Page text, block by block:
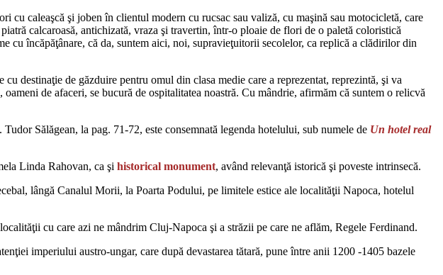
cu caleaşcă şi joben în clientul modern cu rucsac sau valiză, cu maşină sau motocicletă, care
calcaroasă, antichizată, vraza şi travertin, într-o ploaie de flori de o paletă coloristică
cu încăpăţânare, că da, suntem aici, noi, supravieţuitorii secolelor, ca replică a clădirilor din
destinaţie de găzduire pentru omul din clasa medie care a reprezentat, reprezintă, şi va
de afaceri, se bucură de ospitalitatea noastră. Cu mândrie, afirmăm că suntem o relicvă
Sălăgean, la pag. 71-72, este consemnată legenda hotelului, sub numele de Un hotel real
Linda Rahovan, ca şi historical monument, având relevanţă istorică şi poveste intrinsecă.
lângă Canalul Morii, la Poarta Podului, pe limitele estice ale localităţii Napoca, hotelul
cu care azi ne mândrim Cluj-Napoca şi a străzii pe care ne aflăm, Regele Ferdinand.
imperiului austro-ungar, care după devastarea tătară, pune între anii 1200 -1405 bazele